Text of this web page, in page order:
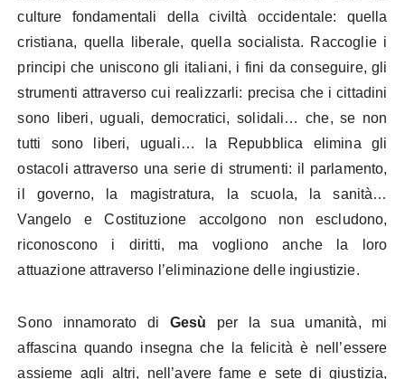
culture fondamentali della civiltà occidentale: quella
cristiana, quella liberale, quella socialista. Raccoglie i
principi che uniscono gli italiani, i fini da conseguire, gli
strumenti attraverso cui realizzarli: precisa che i cittadini
sono liberi, uguali, democratici, solidali… che, se non
tutti sono liberi, uguali… la Repubblica elimina gli
ostacoli attraverso una serie di strumenti: il parlamento,
il governo, la magistratura, la scuola, la sanità…
Vangelo e Costituzione accolgono non escludono,
riconoscono i diritti, ma vogliono anche la loro
attuazione attraverso l’eliminazione delle ingiustizie.
Sono innamorato di Gesù per la sua umanità, mi
affascina quando insegna che la felicità è nell’essere
assieme agli altri, nell’avere fame e sete di giustizia,